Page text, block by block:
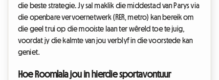
die beste strategie. Jy sal maklik die middestad van Parys via
die openbare vervoernetwerk (RER, metro) kan bereik om
die geel trui op die mooiste laan ter wêreld toe te juig,
voordat jy die kalmte van jou verblyf in die voorstede kan
geniet.
Hoe Roomlala jou in hierdie sportavontuur